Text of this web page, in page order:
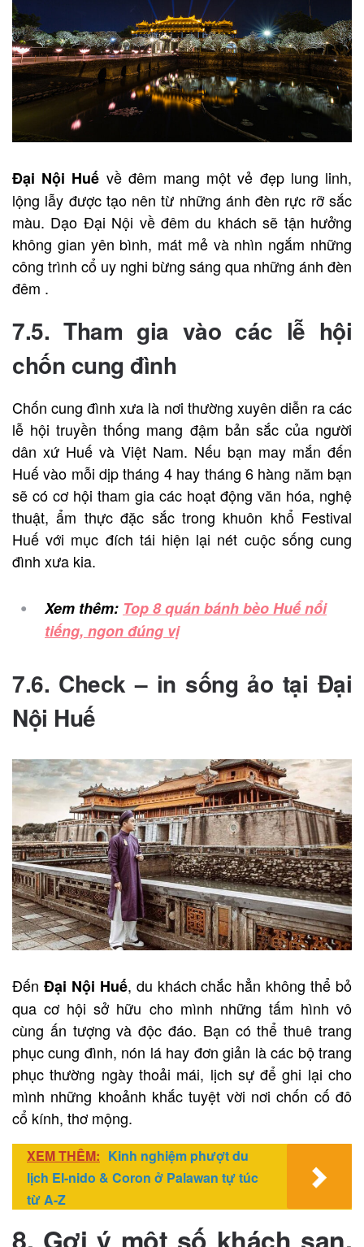
Đại Nội Huế về đêm mang một vẻ đẹp lung linh,
lộng lẫy được tạo nên từ những ánh đèn rực rỡ sắc
màu. Dạo Đại Nội về đêm du khách sẽ tận hưởng
không gian yên bình, mát mẻ và nhìn ngắm những
công trình cổ uy nghi bừng sáng qua những ánh đèn
đêm .
7.5. Tham gia vào các lễ hội
chốn cung đình
Chốn cung đình xưa là nơi thường xuyên diễn ra các
lễ hội truyền thống mang đậm bản sắc của người
dân xứ Huế và Việt Nam. Nếu bạn may mắn đến
Huế vào mỗi dịp tháng 4 hay tháng 6 hàng năm bạn
sẽ có cơ hội tham gia các hoạt động văn hóa, nghệ
thuật, ẩm thực đặc sắc trong khuôn khổ Festival
Huế với mục đích tái hiện lại nét cuộc sống cung
đình xưa kia.
Xem thêm: Top 8 quán bánh bèo Huế nổi
tiếng, ngon đúng vị
7.6. Check – in sống ảo tại Đại
Nội Huế
Đến Đại Nội Huế, du khách chắc hẳn không thể bỏ
qua cơ hội sở hữu cho mình những tấm hình vô
cùng ấn tượng và độc đáo. Bạn có thể thuê trang
phục cung đình, nón lá hay đơn giản là các bộ trang
phục thường ngày thoải mái, lịch sự để ghi lại cho
mình những khoảnh khắc tuyệt vời nơi chốn cố đô
cổ kính, thơ mộng.
XEM THÊM: Kinh nghiệm phượt du
lịch El-nido & Coron ở Palawan tự túc
từ A-Z